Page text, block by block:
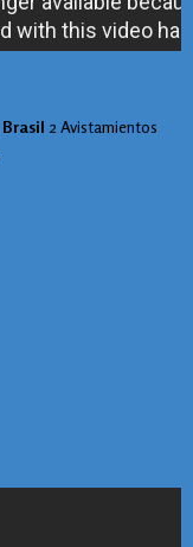
Brasil 2 Avistamientos